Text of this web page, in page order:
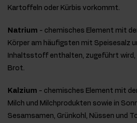
Kartoffeln oder Kürbis vorkommt.
Natrium - chemisches Element mit
Körper am häufigsten mit Speisesalz
Inhaltsstoff enthalten, zugeführt
Brot.
Kalzium - chemisches Element mit
Milch und Milchprodukten sowie in
Sesamsamen, Grünkohl, Nüssen und